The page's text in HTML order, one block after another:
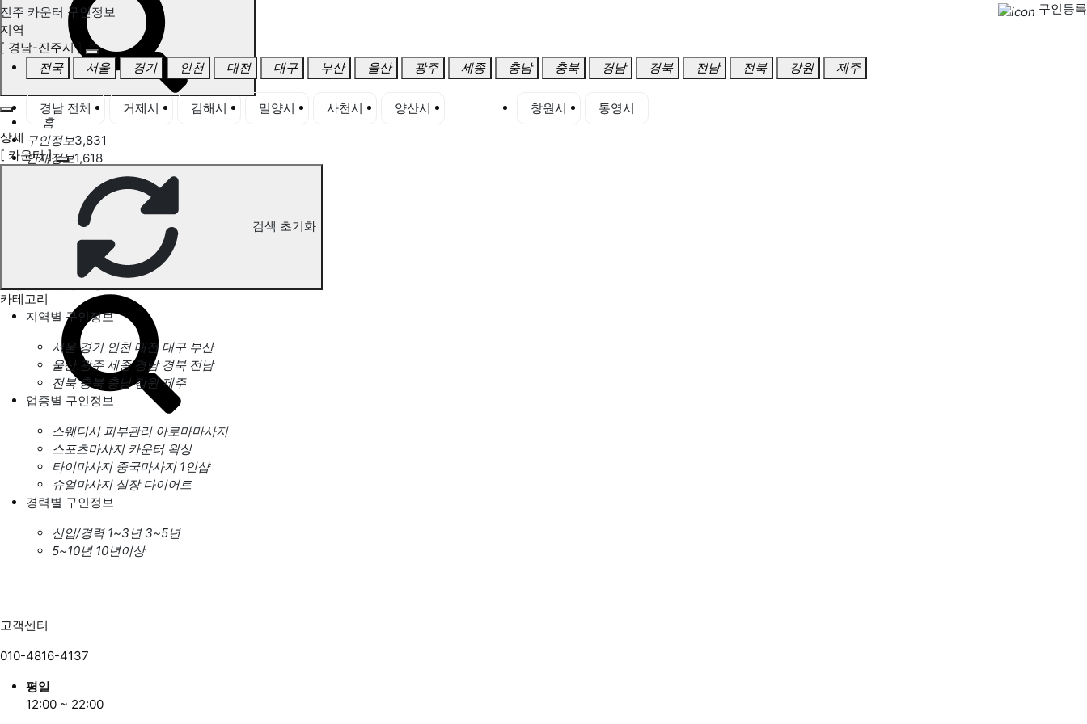
홈
구인정보3,831
인재정보1,618
고객센터
전국업체정보 마사지가이드
업체 서비스 관리
개인 서비스 관리
진주 카운터 구인정보
구인등록
지역
[ 경남-진주시 ]
전국
서울 경기 인천 대전 대구 부산 울산 광주 세종 충남 충북 경남 경북 전남 전북 강원 제주
경남 전체 거제시 김해시 밀양시 사천시 양산시 창원시
통영시
상세
[ 카운터 ]
검색 초기화
카테고리
지역별 구인정보
서울 경기 인천 대전 대구 부산
울산 광주 세종 경남 경북 전남
전북 충북 충남 강원 제주
업종별 구인정보
스웨디시 피부관리 아로마마사지
스포츠마사지 카운터 왁싱
타이마사지 중국마사지 1인샵
슈얼마사지 실장 다이어트
경력별 구인정보
신입/경력 1~3년 3~5년
5~10년 10년이상
고객센터
010-4816-4137
평일
12:00 ~ 22:00